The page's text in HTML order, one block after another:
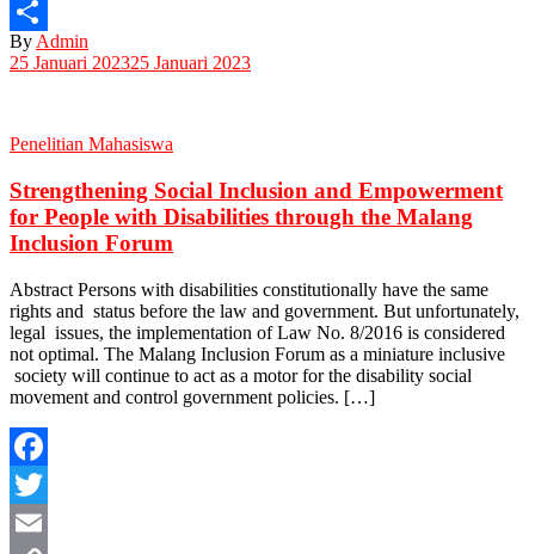
PrintFriendly
Share
By Admin
25 Januari 202325 Januari 2023
Penelitian Mahasiswa
Strengthening Social Inclusion and Empowerment
for People with Disabilities through the Malang
Inclusion Forum
Abstract Persons with disabilities constitutionally have the same
rights and status before the law and government. But unfortunately,
legal issues, the implementation of Law No. 8/2016 is considered
not optimal. The Malang Inclusion Forum as a miniature inclusive
society will continue to act as a motor for the disability social
movement and control government policies. […]
Facebook
Twitter